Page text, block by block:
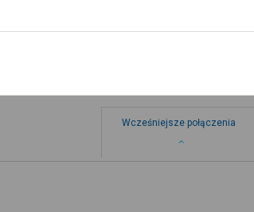
Wcześniejsze połączenia